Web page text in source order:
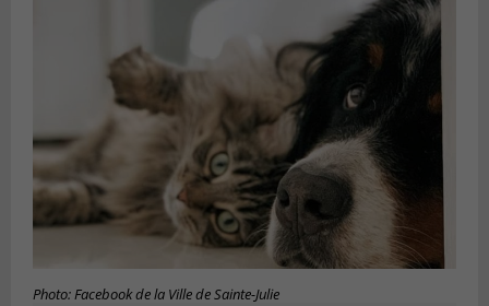
Photo: Facebook de la Ville de Sainte-Julie